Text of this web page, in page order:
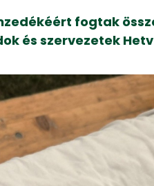
fogtak
és szervezetek